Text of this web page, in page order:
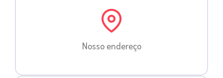
Nosso endereço